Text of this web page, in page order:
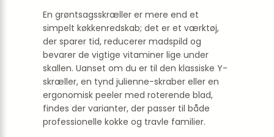
En grøntsagsskræller er mere end et
simpelt køkkenredskab; det er et værktøj,
der sparer tid, reducerer madspild og
bevarer de vigtige vitaminer lige under
skallen. Uanset om du er til den klassiske Y-
skræller, en tynd julienne-skraber eller en
ergonomisk peeler med roterende blad,
findes der varianter, der passer til både
professionelle kokke og travle familier.